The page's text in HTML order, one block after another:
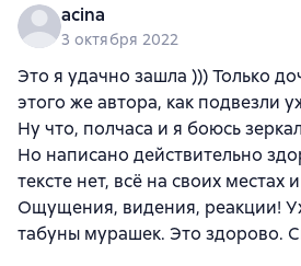
acina
3 октября 2022
Это я удачно зашла ))) Только
этого же автора, как подвезли
Ну что, полчаса и я боюсь
Но написано действительно
тексте нет, всё на своих местах
Ощущения, видения, реакции!
табуны мурашек. Это здорово.